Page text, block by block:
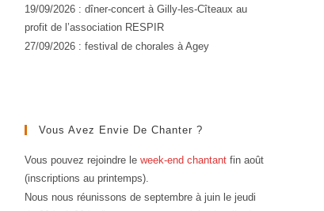
19/09/2026 : dîner-concert à Gilly-les-Cîteaux au
profit de l’association RESPIR
27/09/2026 : festival de chorales à Agey
Vous Avez Envie De Chanter ?
Vous pouvez rejoindre le week-end chantant fin août
(inscriptions au printemps).
Nous nous réunissons de septembre à juin le jeudi